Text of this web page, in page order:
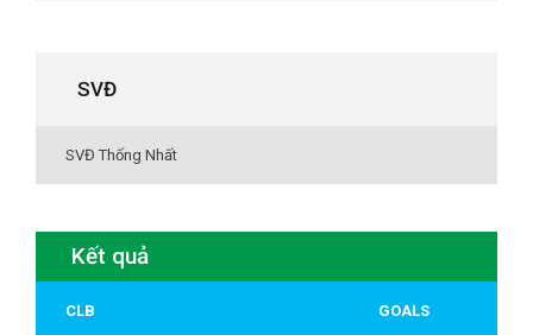
SVĐ
SVĐ Thống Nhất
Kết quả
CLB GOALS